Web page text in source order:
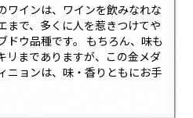
ワインは、ワインを飲みなれな
まで、多くに人を惹きつけてや
ドウ品種です。 もちろん、味も
リまでありますが、この金メダ
ニョンは、味・香りともにお手